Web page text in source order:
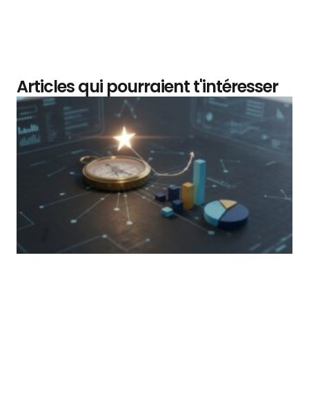
Articles qui pourraient t'intéresser